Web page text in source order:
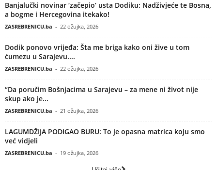
Banjalučki novinar ‘začepio’ usta Dodiku: Nadživjeće te Bosna,
a bogme i Hercegovina itekako!
ZASREBRENICU.ba - 22 ožujka, 2026
Dodik ponovo vrijeđa: Šta me briga kako oni žive u tom
ćumezu u Sarajevu....
ZASREBRENICU.ba - 22 ožujka, 2026
“Da poručim Bošnjacima u Sarajevu – za mene ni život nije
skup ako je...
ZASREBRENICU.ba - 21 ožujka, 2026
LAGUMDŽIJA PODIGAO BURU: To je opasna matrica koju smo
već vidjeli
ZASREBRENICU.ba - 19 ožujka, 2026